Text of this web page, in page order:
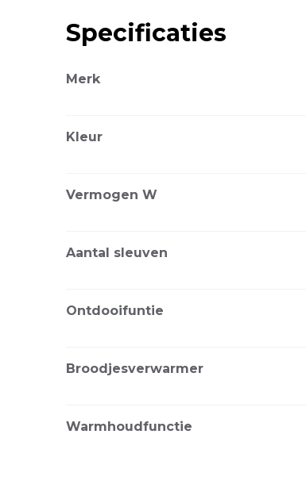
Specificaties
Merk
Kleur
Vermogen W
Aantal sleuven
Ontdooifuntie
Broodjesverwarmer
Warmhoudfunctie